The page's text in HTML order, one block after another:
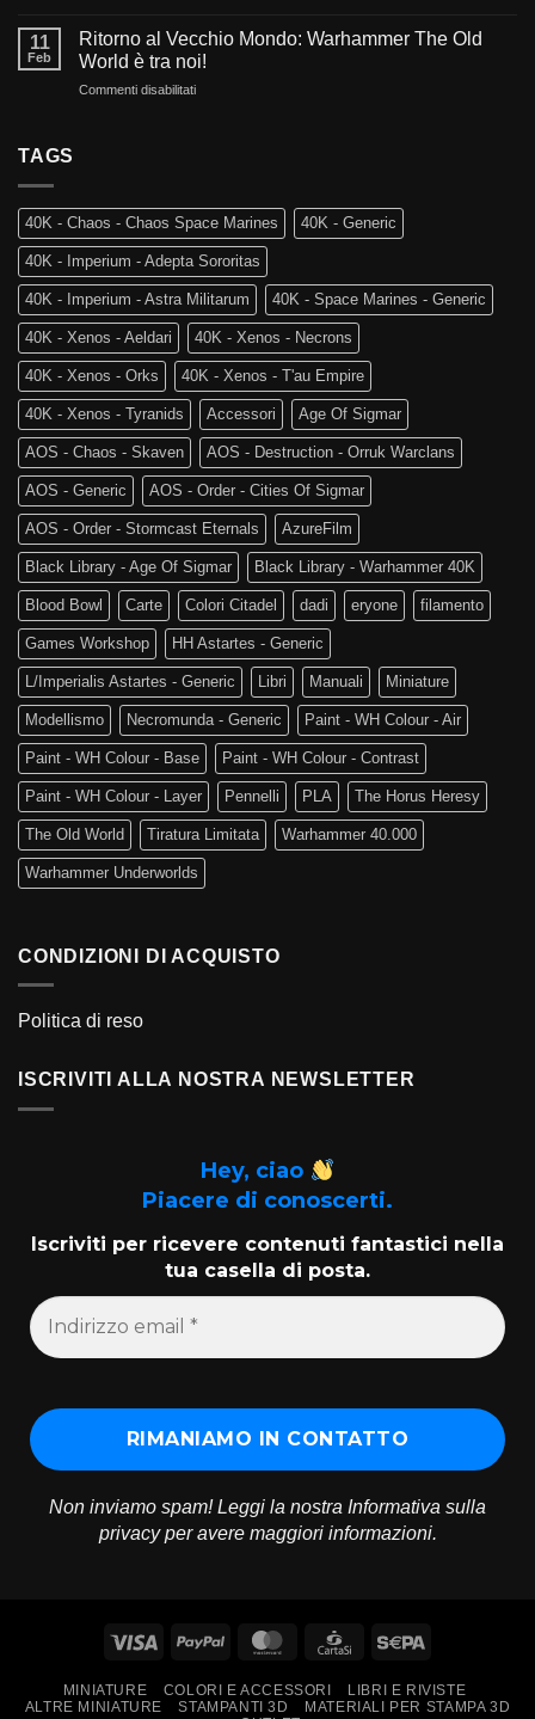
40.000?
Warhammer
40.000
Kill
Rovina
dei
Reami
Mortali:
Edizione
Age
of
Sigmar
11
Feb
Ritorno al Vecchio Mondo: Warhammer The Old
World è tra noi!
Commenti disabilitatisu
The
Old
World
è
tra
noi!
TAGS
40K - Chaos - Chaos Space Marines 40K - Generic
40K - Imperium - Adepta Sororitas
40K - Imperium - Astra Militarum 40K - Space Marines - Generic
40K - Xenos - Aeldari 40K - Xenos - Necrons
40K - Xenos - Orks 40K - Xenos - T'au Empire
40K - Xenos - Tyranids Accessori Age Of Sigmar
AOS - Chaos - Skaven AOS - Destruction - Orruk Warclans
AOS - Generic AOS - Order - Cities Of Sigmar
AOS - Order - Stormcast Eternals AzureFilm
Black Library - Age Of Sigmar Black Library - Warhammer 40K
Blood Bowl Carte Colori Citadel dadi eryone filamento
Games Workshop HH Astartes - Generic
L/Imperialis Astartes - Generic Libri Manuali Miniature
Modellismo Necromunda - Generic Paint - WH Colour - Air
Paint - WH Colour - Base Paint - WH Colour - Contrast
Paint - WH Colour - Layer Pennelli PLA The Horus Heresy
The Old World Tiratura Limitata Warhammer 40.000
Warhammer Underworlds
CONDIZIONI DI ACQUISTO
Politica di reso
ISCRIVITI ALLA NOSTRA NEWSLETTER
Hey, ciao
Piacere di conoscerti.
Iscriviti per ricevere contenuti fantastici nella
tua casella di posta.
Non inviamo spam! Leggi la nostra Informativa sulla
privacyper avere maggiori informazioni.
Visa PayPal MasterCardCartaSi
MINIATURE COLORI E ACCESSORI
LIBRI E RIVISTE
ALTRE MINIATURE
STAMPANTI 3D
MATERIALI PER STAMPA 3D